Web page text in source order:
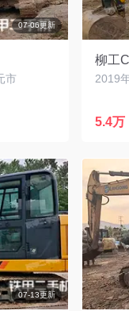
07-06更新
市
柳工
2019
5.4万
07-13更新